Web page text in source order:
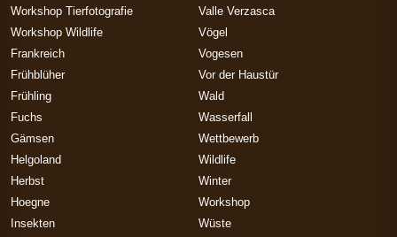
Workshop Tierfotografie
Workshop Wildlife
Frankreich
Frühblüher
Frühling
Fuchs
Gämsen
Helgoland
Herbst
Hoegne
Insekten
Valle Verzasca
Vögel
Vogesen
Vor der Haustür
Wald
Wasserfall
Wettbewerb
Wildlife
Winter
Workshop
Wüste